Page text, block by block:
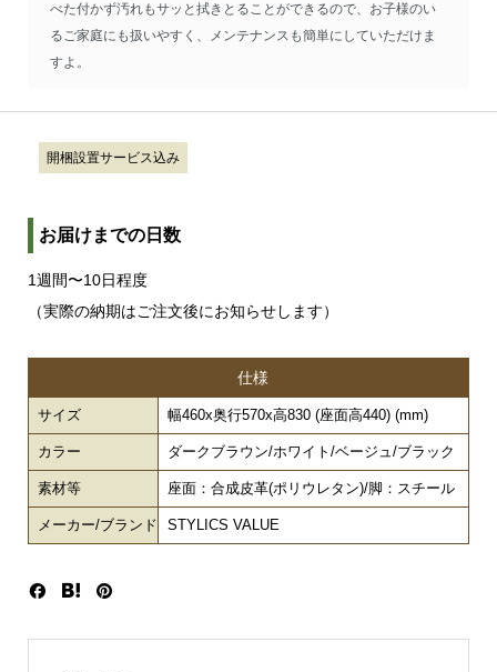
べた付かず汚れもサッと拭きとることができるので、お子様のい
るご家庭にも扱いやすく、メンテナンスも簡単にしていただけま
すよ。
開梱設置サービス込み
お届けまでの日数
1週間〜10日程度
（実際の納期はご注文後にお知らせします）
仕様
サイズ 幅460x奥行570x高830 (座面高440) (mm)
カラー ダークブラウン/ホワイト/ベージュ/ブラック
素材等 座面：合成皮革(ポリウレタン)/脚：スチール
メーカー/ブランド STYLICS VALUE